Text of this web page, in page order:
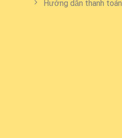
Hướng dẫn thanh toán